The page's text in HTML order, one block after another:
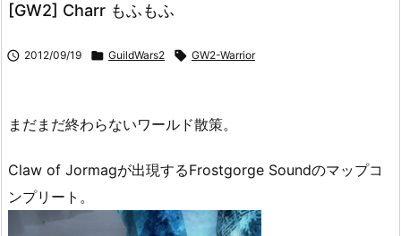
[GW2] Charr もふもふ
 2012/09/19  GuildWars2  GW2-Warrior
まだまだ終わらないワールド散策。
Claw of Jormagが出現するFrostgorge Soundのマップコ
ンプリート。